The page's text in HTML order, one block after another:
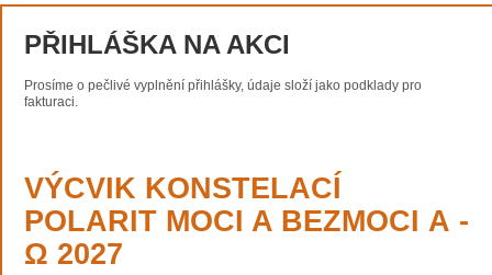
PŘIHLÁŠKA NA AKCI
Prosíme o pečlivé vyplnění přihlášky, údaje složí jako podklady pro
fakturaci.
VÝCVIK KONSTELACÍ
POLARIT MOCI A BEZMOCI Α -
Ω 2027